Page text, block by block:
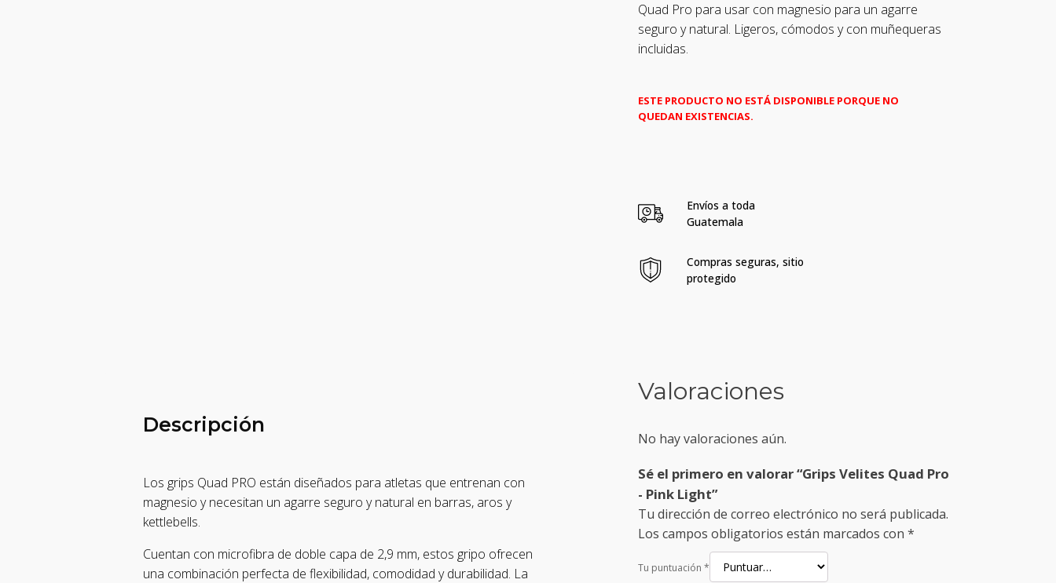
Quad Pro para usar con magnesio para un agarre
seguro y natural. Ligeros, cómodos y con muñequeras
incluidas.
ESTE PRODUCTO NO ESTÁ DISPONIBLE PORQUE NO
QUEDAN EXISTENCIAS.
Envíos a toda
Guatemala
Compras seguras, sitio
protegido
Descripción
Los grips Quad PRO están diseñados para atletas que entrenan con
magnesio y necesitan un agarre seguro y natural en barras, aros y
kettlebells.
Cuentan con microfibra de doble capa de 2,9 mm, estos gripo ofrecen
una combinación perfecta de flexibilidad, comodidad y durabilidad. La
Valoraciones
No hay valoraciones aún.
Sé el primero en valorar “Grips Velites Quad Pro
- Pink Light”
Tu dirección de correo electrónico no será publicada.
Los campos obligatorios están marcados con *
Tu puntuación *